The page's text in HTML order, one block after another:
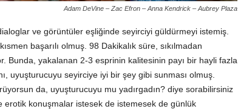
Adam DeVine – Zac Efron – Anna Kendrick – Aubrey Plaza
ve görüntüler eşliğinde seyirciyi güldürmeyi istemiş.
başarılı olmuş. 98 Dakikalık süre, sıkılmadan
Bunda, yakalanan 2-3 esprinin kalitesinin payı bir hayli fazla
uyuşturucuyu seyirciye iyi bir şey gibi sunması olmuş.
da, uyuşturucuyu mu yadırgadın? diye sorabilirsiniz
erotik konuşmalar istesek de istemesek de günlük